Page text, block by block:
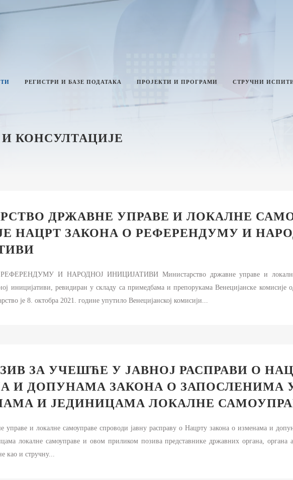
ЕТИКА И ИНТЕГРИТЕТ
ЈАВНОСТИ РАДА МИНИСТАРСТВА
САМОУПРАВЕ
БУЏЕТ МИНИСТАРСТВА
ФИНАНСИЈСКО УПРАВЉАЊЕ И
КОНТРОЛА
РЕГИСТРИ И БАЗЕ ПОДАТАКА ПРОЈЕКТИ И ПРОГРАМИ СТРУЧНИ
И КОНСУЛТАЦИЈЕ
ДРЖАВНЕ УПРАВЕ И ЛОКАЛНЕ
НАЦРТ ЗАКОНА О РЕФЕРЕНДУМУ И
И НАРОДНОЈ ИНИЦИЈАТИВИ Министарство државне управе и локалне
иницијативи, ревидиран у складу са примедбама и препорукама Венецијанске комисије
је 8. октобра 2021. године упутило Венецијанској комисији...
ЗА УЧЕШЋЕ У ЈАВНОЈ РАСПРАВИ О
И ДОПУНАМА ЗАКОНА О ЗАПОСЛЕНИМА
И ЈЕДИНИЦАМА ЛОКАЛНЕ
управе и локалне самоуправе спроводи јавну расправу о Нацрту закона о изменама и
локалне самоуправе и овом приликом позива представнике државних органа, органа
као и стручну...